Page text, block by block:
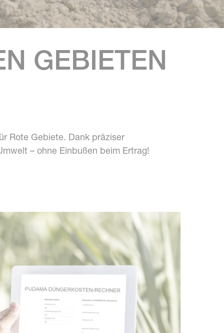
GEBIETEN
Rote Gebiete. Dank präziser
– ohne Einbußen beim Ertrag!